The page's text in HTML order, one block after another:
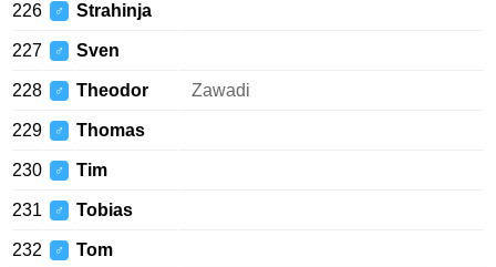
226 ♂ Strahinja
227 ♂ Sven
228 ♂ Theodor Zawadi
229 ♂ Thomas
230 ♂ Tim
231 ♂ Tobias
232 ♂ Tom